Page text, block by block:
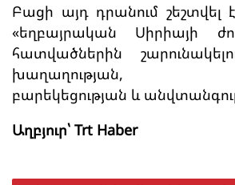
Բացի այդ դրանում շեշտվել
«եղբայրական Սիրիայի
հատվածներին
խաղաղության,
բարեկեցության և
Աղբյուր՝ Trt Haber